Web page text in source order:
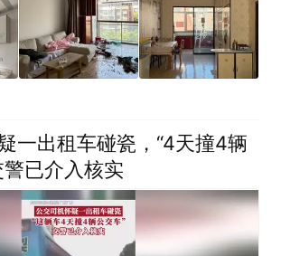
一出租车碰瓷，“4天撞4辆
已介入核实